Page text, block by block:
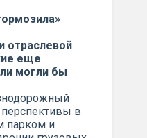
отраслевой
еще
могли бы
в
парком и